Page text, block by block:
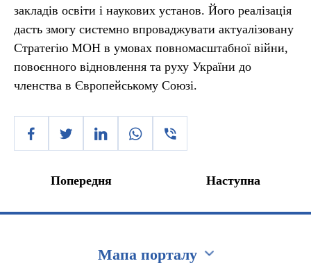
закладів освіти і наукових установ. Його реалізація
дасть змогу системно впроваджувати актуалізовану
Стратегію МОН в умовах повномасштабної війни,
повоєнного відновлення та руху України до
членства в Європейському Союзі.
Попередня Наступна
Мапа порталу